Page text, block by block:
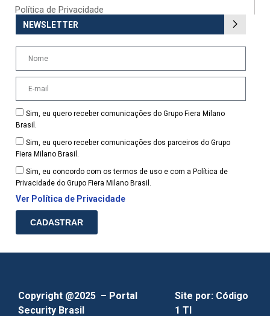
Política de Privacidade
NEWSLETTER
Sim, eu quero receber comunicações do Grupo Fiera Milano
Brasil.
Sim, eu quero receber comunicações dos parceiros do Grupo
Fiera Milano Brasil.
Sim, eu concordo com os termos de uso e com a Política de
Privacidade do Grupo Fiera Milano Brasil.
Ver Política de Privacidade
CADASTRAR
Copyright @2025 – Portal
Security Brasil
Site por: Código
1 TI